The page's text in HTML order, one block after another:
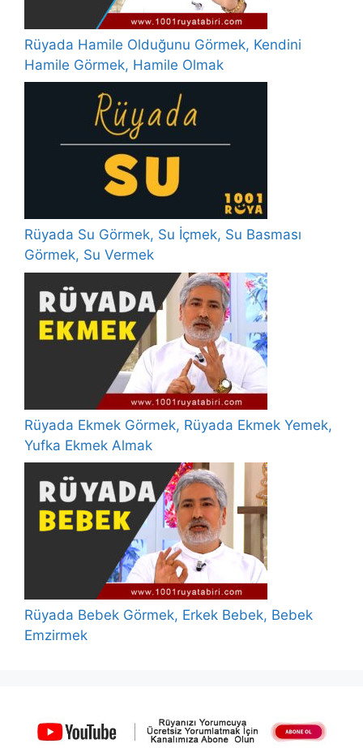
Rüyada Hamile Olduğunu Görmek, Kendini
Hamile Görmek, Hamile Olmak
Rüyada Su Görmek, Su İçmek, Su Basması
Görmek, Su Vermek
Rüyada Ekmek Görmek, Rüyada Ekmek Yemek,
Yufka Ekmek Almak
Rüyada Bebek Görmek, Erkek Bebek, Bebek
Emzirmek